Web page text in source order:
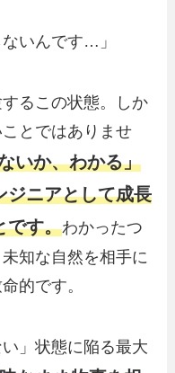
いんです…」
るこの状態。しか
とではありませ
いか、わかる」
ジニアとして成長
です。わかったつ
知な自然を相手に
的です。
」状態に陥る最大